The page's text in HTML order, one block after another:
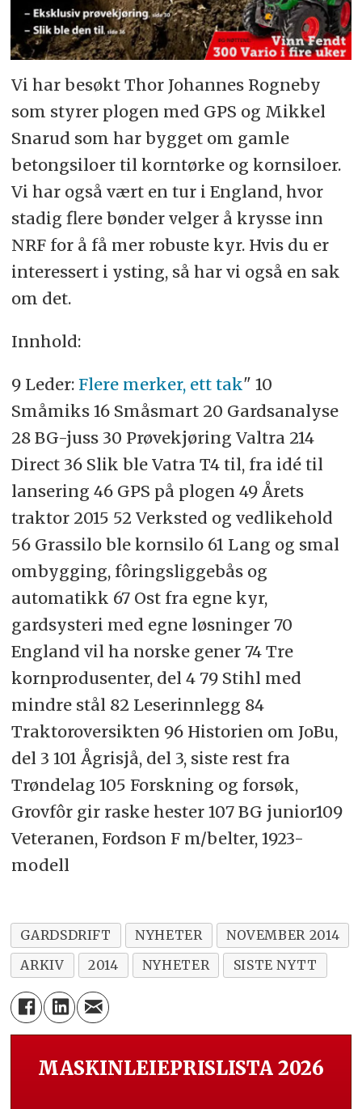
Vi har besøkt Thor Johannes Rogneby
som styrer plogen med GPS og Mikkel
Snarud som har bygget om gamle
betongsiloer til korntørke og kornsiloer.
Vi har også vært en tur i England, hvor
stadig flere bønder velger å krysse inn
NRF for å få mer robuste kyr. Hvis du er
interessert i ysting, så har vi også en sak
om det.
Innhold:
9 Leder: Flere merker, ett tak" 10
Småmiks 16 Småsmart 20 Gardsanalyse
28 BG-juss 30 Prøvekjøring Valtra 214
Direct 36 Slik ble Vatra T4 til, fra idé til
lansering 46 GPS på plogen 49 Årets
traktor 2015 52 Verksted og vedlikehold
56 Grassilo ble kornsilo 61 Lang og smal
ombygging, fôringsliggebås og
automatikk 67 Ost fra egne kyr,
gardsysteri med egne løsninger 70
England vil ha norske gener 74 Tre
kornprodusenter, del 4 79 Stihl med
mindre stål 82 Leserinnlegg 84
Traktoroversikten 96 Historien om JoBu,
del 3 101 Ågrisjå, del 3, siste rest fra
Trøndelag 105 Forskning og forsøk,
Grovfôr gir raske hester 107 BG junior109
Veteranen, Fordson F m/belter, 1923-
modell
GARDSDRIFT NYHETER
NOVEMBER 2014
ARKIV
2014 NYHETER SISTE NYTT
MASKINLEIEPRISLISTA 2026